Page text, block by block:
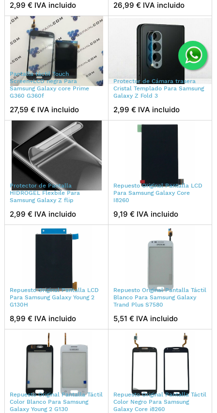
2,99 € IVA incluido 26,99 € IVA incluido
Pantalla táctil Touch
Screen+LCD negra Para
Samsung Galaxy core Prime
G360 G360f
27,59 € IVA incluido
Protector de Cámara trasera
Cristal Templado Para Samsung
Galaxy Z Fold 3
2,99 € IVA incluido
Protector de Pantalla
HIDROGEL Flexbile Para
Samsung Galaxy Z flip
2,99 € IVA incluido
Repuesto Original Pantalla LCD
Para Samsung Galaxy Core
I8260
9,19 € IVA incluido
Repuesto Original Pantalla LCD
Para Samsung Galaxy Young 2
G130H
8,99 € IVA incluido
Repuesto Original Pantalla Táctil
Blanco Para Samsung Galaxy
Trand Plus S7580
5,51 € IVA incluido
Repuesto Original Pantalla Táctil
Color Blanco Para Samsung
Galaxy Young 2 G130
Repuesto Original Pantalla Táctil
Color Negro Para Samsung
Galaxy Core i8260